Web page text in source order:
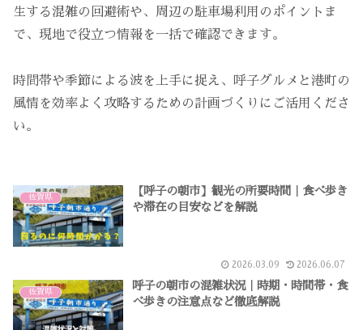
生する混雑の回避術や、周辺の駐車場利用のポイントま
で、現地で役立つ情報を一括で確認できます。
時間帯や季節による波を上手に捉え、呼子グルメと港町の
風情を効率よく攻略するための計画づくりにご活用くださ
い。
佐賀県
【呼子の朝市】観光の所要時間｜食べ歩き
や滞在の目安などを解説
2026.03.09 2026.06.07
佐賀県
呼子の朝市の混雑状況｜時期・時間帯・食
べ歩きの注意点など徹底解説